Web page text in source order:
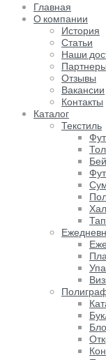
Главная
О компании
История
Статьи
Наши
Партнеры
Отзывы
Вакансии
Контакты
Каталог
Текстиль